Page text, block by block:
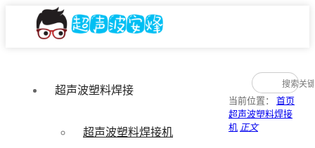
超声波塑料焊接
超声波塑料焊接机
当前位置： 首页
超声波塑料焊接
机 正文